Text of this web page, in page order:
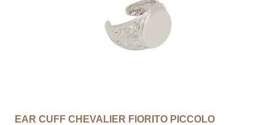
EAR CUFF CHEVALIER FIORITO PICCOLO